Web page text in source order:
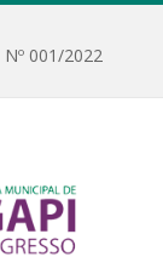
Nº 001/2022